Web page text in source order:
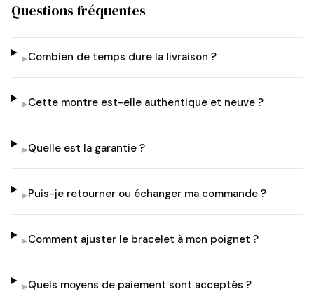
Questions fréquentes
▸Combien de temps dure la livraison ?
▸Cette montre est-elle authentique et neuve ?
▸Quelle est la garantie ?
▸Puis-je retourner ou échanger ma commande ?
▸Comment ajuster le bracelet à mon poignet ?
▸Quels moyens de paiement sont acceptés ?